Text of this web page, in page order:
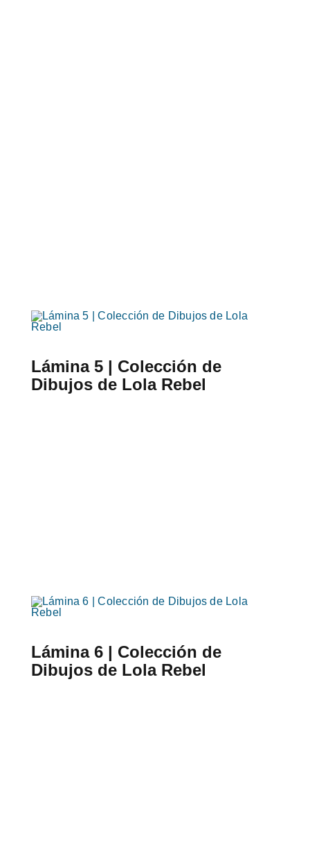
Lámina 5 | Colección de
Dibujos de Lola Rebel
Lámina 6 | Colección de
Dibujos de Lola Rebel